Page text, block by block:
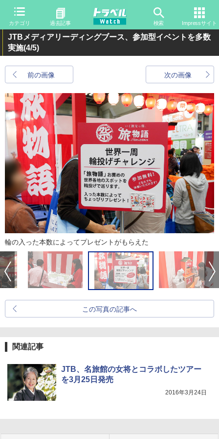
カテゴリ 過去記事 検索 Impressサイト
JTBメディアリーディングブース、参加型イベントを多数
実施(4/5)
前の画像 次の画像
輪の入った本数によってプレゼントがもらえた
この写真の記事へ
関連記事
JTB、名旅館の女将とコラボしたツアー
を3月25日発売
2016年3月24日